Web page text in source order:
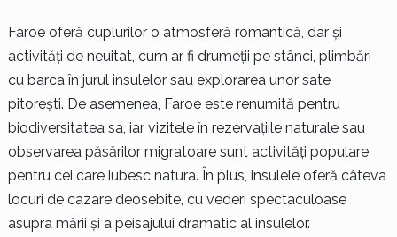
Faroe oferă cuplurilor o atmosferă romantică, dar și
activități de neuitat, cum ar fi drumeții pe stânci, plimbări
cu barca în jurul insulelor sau explorarea unor sate
pitorești. De asemenea, Faroe este renumită pentru
biodiversitatea sa, iar vizitele în rezervațiile naturale sau
observarea păsărilor migratoare sunt activități populare
pentru cei care iubesc natura. În plus, insulele oferă câteva
locuri de cazare deosebite, cu vederi spectaculoase
asupra mării și a peisajului dramatic al insulelor.